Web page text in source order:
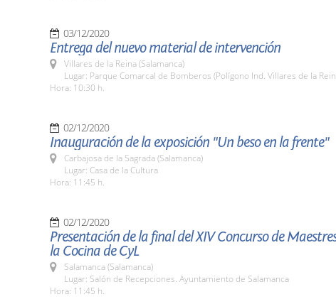
03/12/2020
Entrega del nuevo material de intervención
Villares de la Reina (Salamanca)
Lugar: Parque Comarcal de Bomberos (Polígono Ind. Villares de la
Hora: 10:30 h.
02/12/2020
Inauguración de la exposición "Un beso en la frente"
Carbajosa de la Sagrada (Salamanca)
Lugar: Casa de la Cultura
Hora: 11:45 h.
02/12/2020
Presentación de la final del XIV Concurso de
la Cocina de CyL
Salamanca (Salamanca)
Lugar: Salón de Recepciones. Ayuntamiento de Salamanca
Hora: 11:45 h.